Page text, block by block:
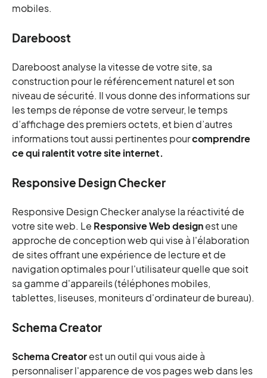
mobiles.
Dareboost
Dareboost analyse la vitesse de votre site, sa
construction pour le référencement naturel et son
niveau de sécurité. Il vous donne des informations sur
les temps de réponse de votre serveur, le temps
d’affichage des premiers octets, et bien d’autres
informations tout aussi pertinentes pourcomprendre
ce qui ralentit votre site internet.
Responsive Design Checker
Responsive Design Checker analyse la réactivité de
votre site web. Le Responsive Web designest une
approche de conception web qui vise à l'élaboration
de sites offrant une expérience de lecture et de
navigation optimales pour l'utilisateur quelle que soit
sa gamme d'appareils (téléphones mobiles,
tablettes, liseuses, moniteurs d'ordinateur de bureau).
Schema Creator
Schema Creatorest un outil qui vous aide à
personnaliser l'apparence de vos pages web dans les